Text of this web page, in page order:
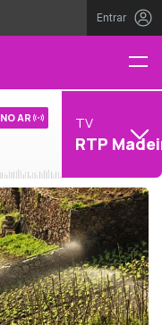
Entrar
NO AR TV
RTP